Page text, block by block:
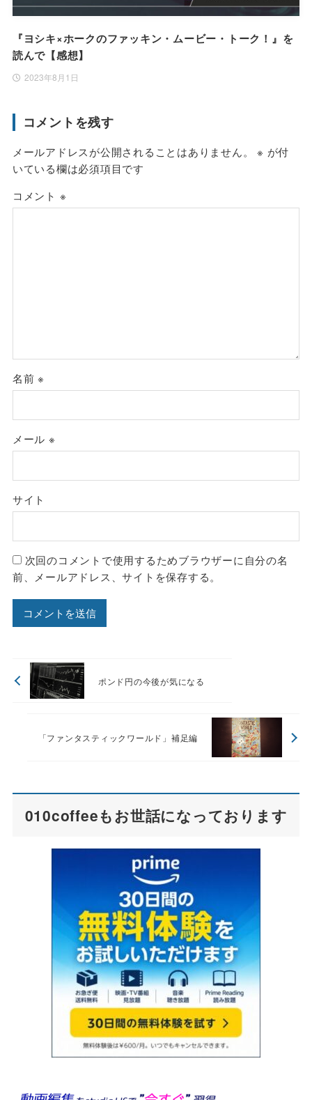
『ヨシキ×ホークのファッキン・ムービー・トーク！』を
読んで【感想】
2023年8月1日
コメントを残す
メールアドレスが公開されることはありません。 ※ が付
いている欄は必須項目です
コメント ※
名前※
メール ※
サイト
次回のコメントで使用するためブラウザーに自分の名
前、メールアドレス、サイトを保存する。
ポンド円の今後が気になる
「ファンタスティックワールド」補足編
010coffeeもお世話になっております